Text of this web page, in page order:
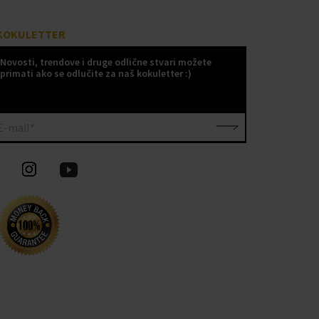
Novosti, trendove i druge odlične stvari možete
primati ako se odlučite za naš kokuletter :)